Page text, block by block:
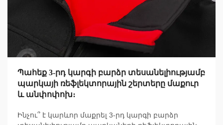
Պահեք 3-րդ կարգի բարձր տեսանելիությամբ
պարկայի ռեֆլեկտորային շերտերը մաքուր
և անփոփոխ։
Ինչու՞ է կարևոր մաքրել 3-րդ կարգի բարձր